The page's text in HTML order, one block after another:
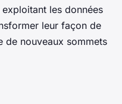
les données
leur façon de
de nouveaux sommets